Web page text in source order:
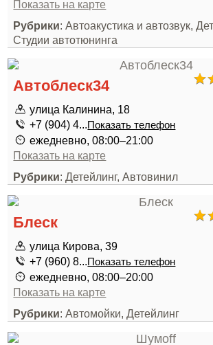
Показать на карте
Рубрики: Автоакустика и автозвук,
Студии автотюнинга
Автоблеск34
улица Калинина, 18
+7 (904) 4...Показать телефон
ежедневно, 08:00–21:00
Показать на карте
Рубрики: Детейлинг, Автовинил
Блеск
улица Кирова, 39
+7 (960) 8...Показать телефон
ежедневно, 08:00–20:00
Показать на карте
Рубрики: Автомойки, Детейлинг